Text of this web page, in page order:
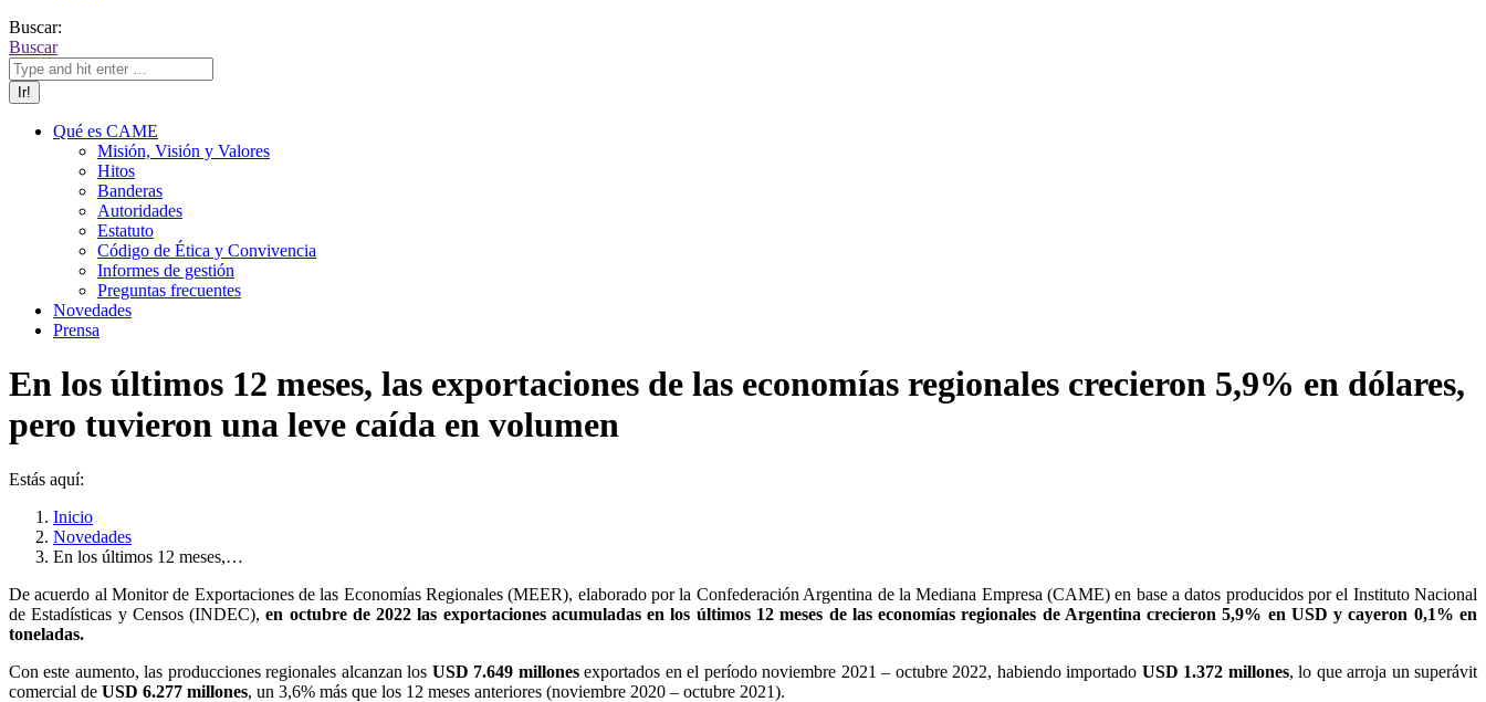
Buscar:
Buscar
Qué es CAME
Misión, Visión y Valores
Hitos
Banderas
Autoridades
Estatuto
Código de Ética y Convivencia
Informes de gestión
Preguntas frecuentes
Novedades
Prensa
En los últimos 12 meses, las exportaciones de las economías regionales crecieron 5,9% en dólares,
pero tuvieron una leve caída en volumen
Estás aquí:
Inicio
Novedades
En los últimos 12 meses,…
De acuerdo al Monitor de Exportaciones de las Economías Regionales (MEER), elaborado por la Confederación Argentina de la Mediana Empresa (CAME) en base a datos producidos por el Instituto Nacional
de Estadísticas y Censos (INDEC),en octubre de 2022 las exportaciones acumuladas en los últimos 12 meses de las economías regionales de Argentina crecieron 5,9% en USD y cayeron 0,1% en
toneladas.
Con este aumento, las producciones regionales alcanzan los USD 7.649 millonesexportados en el período noviembre 2021 – octubre 2022, habiendo importado USD 1.372 millones, lo que arroja un superávit
comercial de USD 6.277 millones, un 3,6% más que los 12 meses anteriores (noviembre 2020 – octubre 2021).